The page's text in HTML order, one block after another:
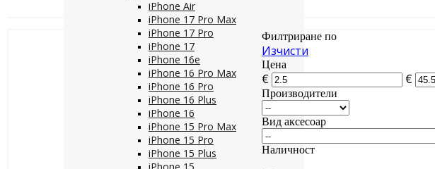
iPhone Air
iPhone 17 Pro Max
iPhone 17 Pro
iPhone 17
iPhone 16e
iPhone 16 Pro Max
iPhone 16 Pro
iPhone 16 Plus
iPhone 16
iPhone 15 Pro Max
iPhone 15 Pro
iPhone 15 Plus
Филтриране по
Изчисти
Цена
€ €
Производители
Вид аксесоар
Наличност